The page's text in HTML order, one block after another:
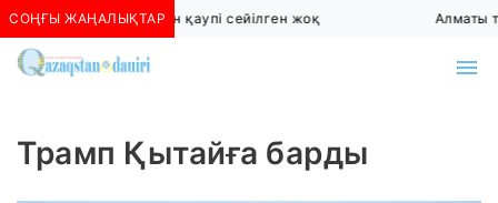
СОҢҒЫ ЖАҢАЛЫҚТАР
Алматыда көшкін қаупі сейілген жоқ Алматы
Трамп Қытайға барды